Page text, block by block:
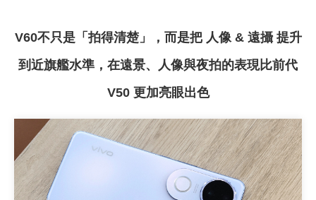
V60不只是「拍得清楚」，而是把 人像& 遠攝 提升
到近旗艦水準，在遠景、人像與夜拍的表現比前代
V50 更加亮眼出色